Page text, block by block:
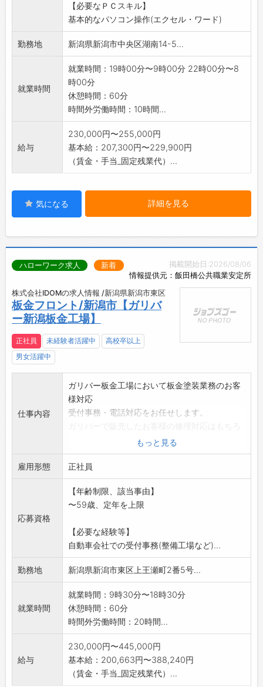
※接客業務であり、外国籍の方の応募採用は、
日本語能力試験“N2”以上取得者に限定
変更範囲:変更あり(会社の定める業務)
【必要なＰＣスキル】
基本的なパソコン操作(エクセル・ワード)
勤務地 新潟県新潟市中央区湖南14-5...
就業時間
就業時間：19時00分〜9時00分 22時00分〜8
時00分
休憩時間：60分
時間外労働時間：10時間...
給与
230,000円〜255,000円
基本給：207,300円〜229,900円
（賃金・手当_固定残業代）...
気になる 詳細を見る
掲載開始日:2026/08/06
情報提供元：飯田橋公共職業安定所
ハローワーク求人 新着
株式会社IDOMの求人情報 /新潟県新潟市東区
板金フロント/新潟市【ガリバ
ー新潟板金工場】
正社員 未経験者活躍中
高校卒以上
男女活躍中
仕事内容
ガリバー板金工場において板金塗装業務のお客
様対応
受付事務・電話対応をお任せします。
修理車両の引取・納車などの業務をご担当いた
だきます。
※※積載車運転経験大歓迎
【具体的な仕事内容】
*店舗に来店されたお客様の受付や見積り対応
*修理車両の引取り・修理車両の納車対応
*変更範囲:会社の定める業務
もっと見る
雇用形態 正社員
応募資格
【年齢制限、該当事由】
〜59歳、定年を上限
【必要な経験等】
自動車会社での受付事務(整備工場など)...
勤務地 新潟県新潟市東区上王瀬町2番5号...
就業時間
就業時間：9時30分〜18時30分
休憩時間：60分
時間外労働時間：20時間...
給与
230,000円〜445,000円
基本給：200,663円〜388,240円
（賃金・手当_固定残業代）...